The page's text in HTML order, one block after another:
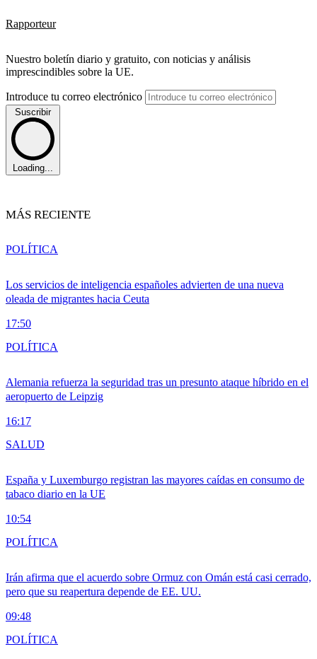
Rapporteur
Nuestro boletín diario y gratuito, con noticias y análisis
imprescindibles sobre la UE.
Introduce tu correo electrónico
Suscribir
Loading...
MÁS RECIENTE
Los servicios de inteligencia españoles advierten de una nueva
oleada de migrantes hacia Ceuta
17:50
POLÍTICA
Alemania refuerza la seguridad tras un presunto ataque híbrido en el
aeropuerto de Leipzig
16:17
POLÍTICA
España y Luxemburgo registran las mayores caídas en consumo de
tabaco diario en la UE
10:54
SALUD
Irán afirma que el acuerdo sobre Ormuz con Omán está casi cerrado,
pero que su reapertura depende de EE. UU.
09:48
POLÍTICA
POLÍTICA